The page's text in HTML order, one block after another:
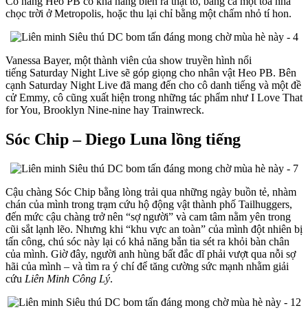
chọc trời ở Metropolis, hoặc thu lại chỉ bằng một chấm nhỏ tí hon.
Vanessa Bayer, một thành viên của show truyền hình nổi
tiếng Saturday Night Live sẽ góp giọng cho nhân vật Heo PB. Bên
cạnh Saturday Night Live đã mang đến cho cô danh tiếng và một đề
cử Emmy, cô cũng xuất hiện trong những tác phẩm như I Love That
for You, Brooklyn Nine-nine hay Trainwreck.
Sóc Chip – Diego Luna lồng tiếng
Cậu chàng Sóc Chip bằng lòng trải qua những ngày buồn tẻ, nhàm
chán của mình trong trạm cứu hộ động vật thành phố Tailhuggers,
đến mức cậu chàng trở nên “sợ người” và cam tâm nằm yên trong
cũi sắt lạnh lẽo. Nhưng khi “khu vực an toàn” của mình đột nhiên bị
tấn công, chú sóc này lại có khả năng bắn tia sét ra khỏi bàn chân
của mình. Giờ đây, người anh hùng bất đắc dĩ phải vượt qua nỗi sợ
hãi của mình – và tìm ra ý chí để tăng cường sức mạnh nhằm giải
cứu Liên Minh Công Lý.